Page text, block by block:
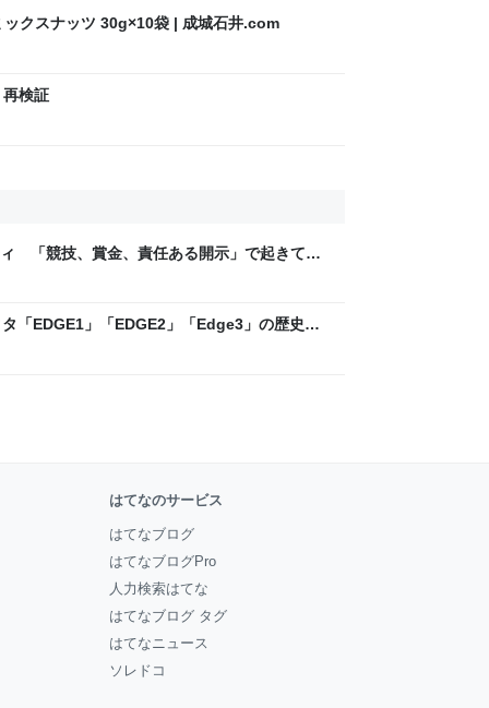
クスナッツ 30g×10袋 | 成城石井.com
検証
「競技、賞金、責任ある開示」で起きてい
クLAB
「EDGE1」「EDGE2」「Edge3」の歴史に
- レバテックLAB
はてなのサービス
はてなブログ
はてなブログPro
人力検索はてな
はてなブログ タグ
はてなニュース
ソレドコ